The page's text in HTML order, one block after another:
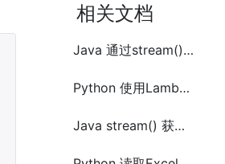
相关文档
Java 通过stream()获取找到List(列表)中最小的对象元素
Python 使用Lambda对list(列表)中指定格式字符串元素排序方法
Java stream() 获取List指定元素或最后一个元素的方法